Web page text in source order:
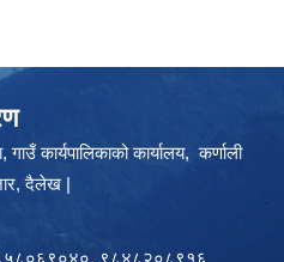
गाउँ कार्यपालिकाको कार्यालय, कर्णाली
दैलेख |